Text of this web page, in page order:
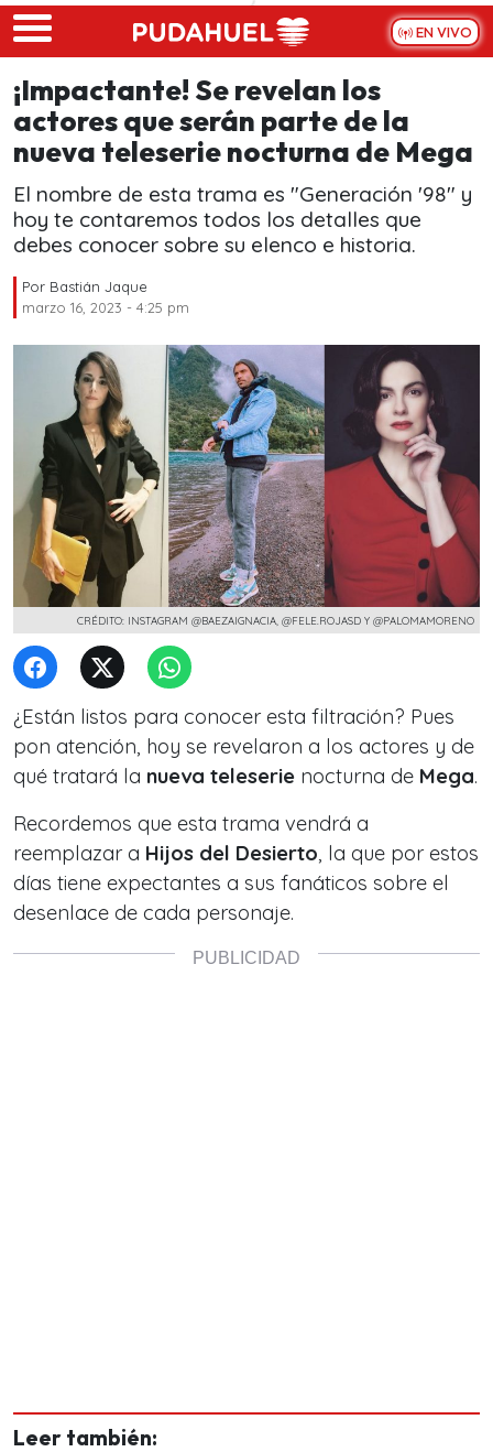
Skip to main content
EN VIVO
¡Impactante! Se revelan los
actores que serán parte de la
nueva teleserie nocturna de Mega
El nombre de esta trama es "Generación '98" y
hoy te contaremos todos los detalles que
debes conocer sobre su elenco e historia.
Por Bastián Jaque
marzo 16, 2023 - 4:25 pm
CRÉDITO: INSTAGRAM @BAEZAIGNACIA, @FELE.ROJASD Y @PALOMAMORENO
¿Están listos para conocer esta filtración? Pues
pon atención, hoy se revelaron a los actores y de
qué tratará la nueva teleserie nocturna de Mega.
Recordemos que esta trama vendrá a
reemplazar a Hijos del Desierto, la que por estos
días tiene expectantes a sus fanáticos sobre el
desenlace de cada personaje.
Leer también: